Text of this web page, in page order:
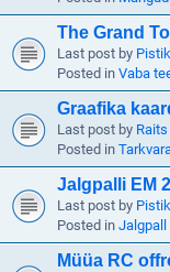
The Grand
Last post by Pistik
Posted in Vaba
Graafika
Last post by Raits
Posted in
Jalgpalli EM
Last post by Pistik
Posted in Jalgpall
Müüa RC